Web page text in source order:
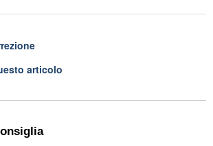
articolo